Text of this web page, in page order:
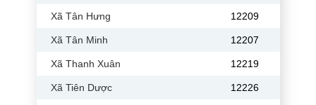
Xã Tân Hưng 12209
Xã Tân Minh 12207
Xã Thanh Xuân 12219
Xã Tiên Dược 12226